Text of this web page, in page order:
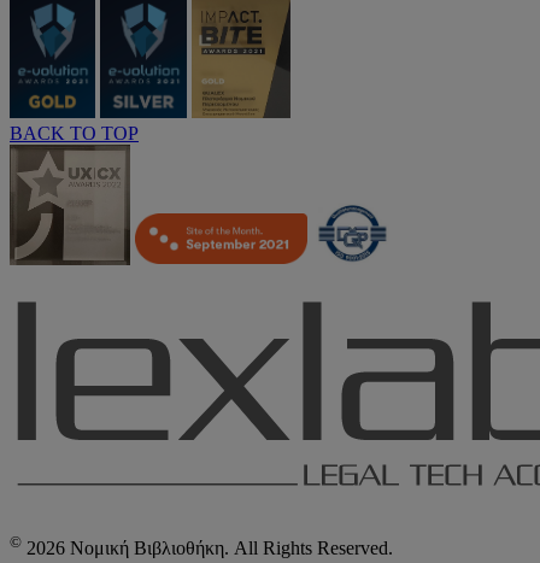
BACK TO TOP
© 2026 Νομική Βιβλιοθήκη. All Rights Reserved.